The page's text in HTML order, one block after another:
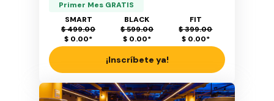
Primer Mes GRATIS
SMART
$ 499.00
$ 0.00*
BLACK
$ 599.00
$ 0.00*
FIT
$ 399.00
$ 0.00*
¡Inscríbete ya!